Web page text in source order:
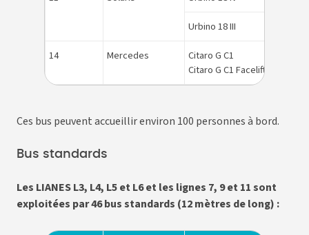
Urbino 18 III
14
Mercedes
Citaro G C1
Citaro G C1 Facelift
Ces bus peuvent accueillir environ 100 personnes à bord.
Bus standards
Les LIANES L3, L4, L5 et L6 et les lignes 7, 9 et 11 sont
exploitées par 46 bus standards (12 mètres de long) :